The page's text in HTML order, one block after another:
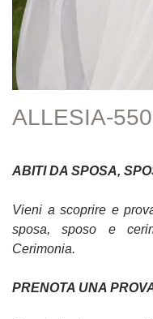
ALLESIA-
ABITI DA SPOSA,
Vieni a scoprire e
sposa, sposo e
Cerimonia.
PRENOTA UNA